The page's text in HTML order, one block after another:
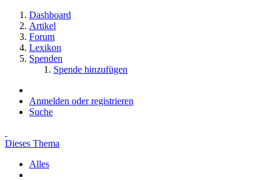
Dashboard
Artikel
Forum
Lexikon
Spenden
Spende hinzufügen
Anmelden oder registrieren
Suche
Dieses Thema
Alles